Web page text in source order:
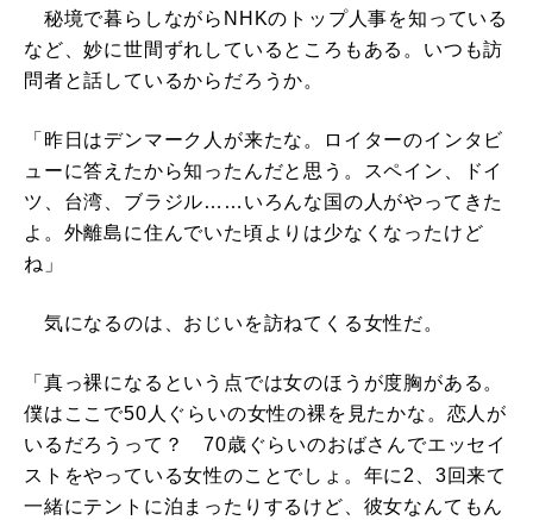
秘境で暮らしながらNHKのトップ人事を知っている
など、妙に世間ずれしているところもある。いつも訪
問者と話しているからだろうか。
「昨日はデンマーク人が来たな。ロイターのインタビ
ューに答えたから知ったんだと思う。スペイン、ドイ
ツ、台湾、ブラジル……いろんな国の人がやってきた
よ。外離島に住んでいた頃よりは少なくなったけど
ね」
気になるのは、おじいを訪ねてくる女性だ。
「真っ裸になるという点では女のほうが度胸がある。
僕はここで50人ぐらいの女性の裸を見たかな。恋人が
いるだろうって？ 70歳ぐらいのおばさんでエッセイ
ストをやっている女性のことでしょ。年に2、3回来て
一緒にテントに泊まったりするけど、彼女なんてもん